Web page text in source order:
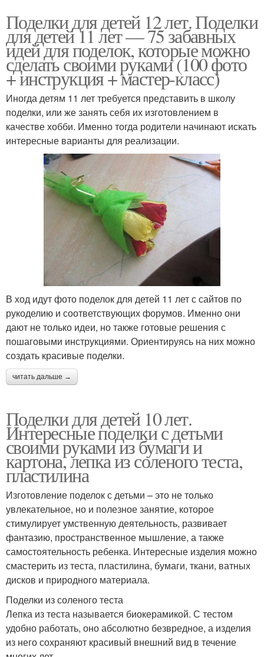
Поделки для детей 12 лет. Поделки
для детей 11 лет — 75 забавных
идей для поделок, которые можно
сделать своими руками (100 фото
+ инструкция + мастер-класс)
Иногда детям 11 лет требуется представить в школу
поделки, или же занять себя их изготовлением в
качестве хобби. Именно тогда родители начинают искать
интересные варианты для реализации.
В ход идут фото поделок для детей 11 лет с сайтов по
рукоделию и соответствующих форумов. Именно они
дают не только идеи, но также готовые решения с
пошаговыми инструкциями. Ориентируясь на них можно
создать красивые поделки.
читать дальше →
Поделки для детей 10 лет.
Интересные поделки с детьми
своими руками из бумаги и
картона, лепка из соленого теста,
пластилина
Изготовление поделок с детьми – это не только
увлекательное, но и полезное занятие, которое
стимулирует умственную деятельность, развивает
фантазию, пространственное мышление, а также
самостоятельность ребенка. Интересные изделия можно
смастерить из теста, пластилина, бумаги, ткани, ватных
дисков и природного материала.
Поделки из соленого теста
Лепка из теста называется биокерамикой. С тестом
удобно работать, оно абсолютно безвредное, а изделия
из него сохраняют красивый внешний вид в течение